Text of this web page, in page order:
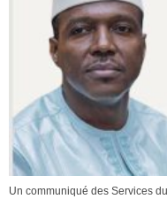
Un communiqué des Services